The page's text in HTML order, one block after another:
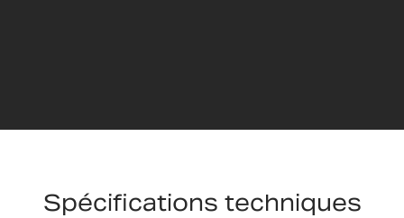
Spécifications techniques